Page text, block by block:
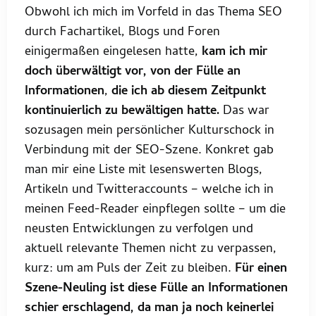
Obwohl ich mich im Vorfeld in das Thema SEO
durch Fachartikel, Blogs und Foren
einigermaßen eingelesen hatte, kam ich mir
doch überwältigt vor, von der Fülle an
Informationen, die ich ab diesem Zeitpunkt
kontinuierlich zu bewältigen hatte. Das war
sozusagen mein persönlicher Kulturschock in
Verbindung mit der SEO-Szene. Konkret gab
man mir eine Liste mit lesenswerten Blogs,
Artikeln und Twitteraccounts – welche ich in
meinen Feed-Reader einpflegen sollte – um die
neusten Entwicklungen zu verfolgen und
aktuell relevante Themen nicht zu verpassen,
kurz: um am Puls der Zeit zu bleiben. Für einen
Szene-Neuling ist diese Fülle an Informationen
schier erschlagend, da man ja noch keinerlei